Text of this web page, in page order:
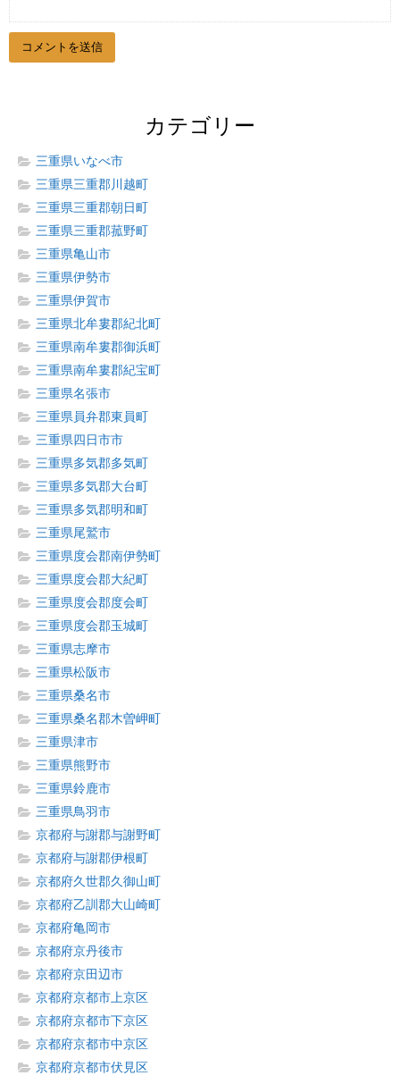
カテゴリー
三重県いなべ市
三重県三重郡川越町
三重県三重郡朝日町
三重県三重郡菰野町
三重県亀山市
三重県伊勢市
三重県伊賀市
三重県北牟婁郡紀北町
三重県南牟婁郡御浜町
三重県南牟婁郡紀宝町
三重県名張市
三重県員弁郡東員町
三重県四日市市
三重県多気郡多気町
三重県多気郡大台町
三重県多気郡明和町
三重県尾鷲市
三重県度会郡南伊勢町
三重県度会郡大紀町
三重県度会郡度会町
三重県度会郡玉城町
三重県志摩市
三重県松阪市
三重県桑名市
三重県桑名郡木曽岬町
三重県津市
三重県熊野市
三重県鈴鹿市
三重県鳥羽市
京都府与謝郡与謝野町
京都府与謝郡伊根町
京都府久世郡久御山町
京都府乙訓郡大山崎町
京都府亀岡市
京都府京丹後市
京都府京田辺市
京都府京都市上京区
京都府京都市下京区
京都府京都市中京区
京都府京都市伏見区